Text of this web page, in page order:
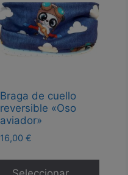
Braga de cuello
reversible «Oso
aviador»
16,00 €